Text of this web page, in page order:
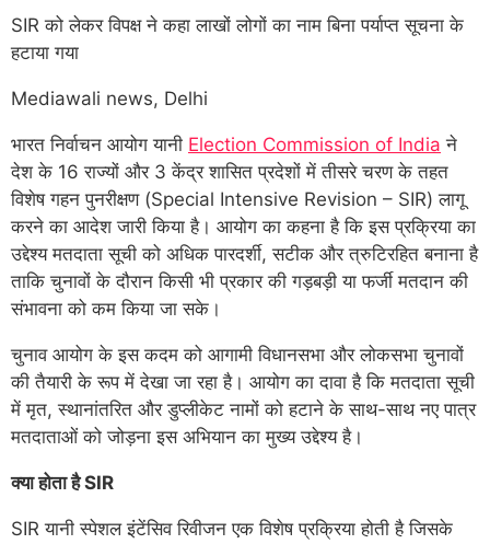
SIR को लेकर विपक्ष ने कहा लाखों लोगों का नाम बिना पर्याप्त सूचना के
हटाया गया
Mediawali news, Delhi
भारत निर्वाचन आयोग यानी Election Commission of India ने
देश के 16 राज्यों और 3 केंद्र शासित प्रदेशों में तीसरे चरण के तहत
विशेष गहन पुनरीक्षण (Special Intensive Revision – SIR) लागू
करने का आदेश जारी किया है। आयोग का कहना है कि इस प्रक्रिया का
उद्देश्य मतदाता सूची को अधिक पारदर्शी, सटीक और त्रुटिरहित बनाना है
ताकि चुनावों के दौरान किसी भी प्रकार की गड़बड़ी या फर्जी मतदान की
संभावना को कम किया जा सके।
चुनाव आयोग के इस कदम को आगामी विधानसभा और लोकसभा चुनावों
की तैयारी के रूप में देखा जा रहा है। आयोग का दावा है कि मतदाता सूची
में मृत, स्थानांतरित और डुप्लीकेट नामों को हटाने के साथ-साथ नए पात्र
मतदाताओं को जोड़ना इस अभियान का मुख्य उद्देश्य है।
क्या होता है SIR
SIR यानी स्पेशल इंटेंसिव रिवीजन एक विशेष प्रक्रिया होती है जिसके